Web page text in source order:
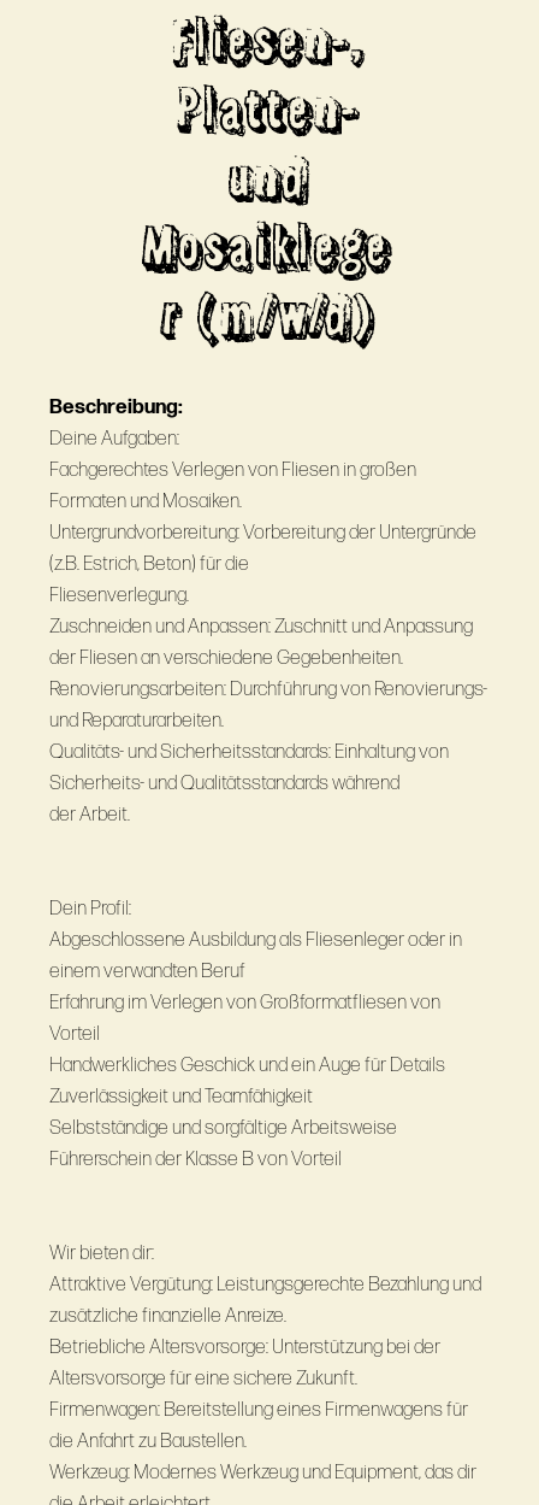
Fliesen-,
Platten-
und
Mosaiklege
r (m/w/d)
Beschreibung:
Deine Aufgaben:
Fachgerechtes Verlegen von Fliesen in großen
Formaten und Mosaiken.
Untergrundvorbereitung: Vorbereitung der Untergründe
(z.B. Estrich, Beton) für die
Fliesenverlegung.
Zuschneiden und Anpassen: Zuschnitt und Anpassung
der Fliesen an verschiedene Gegebenheiten.
Renovierungsarbeiten: Durchführung von Renovierungs-
und Reparaturarbeiten.
Qualitäts- und Sicherheitsstandards: Einhaltung von
Sicherheits- und Qualitätsstandards während
der Arbeit.
Dein Profil:
Abgeschlossene Ausbildung als Fliesenleger oder in
einem verwandten Beruf
Erfahrung im Verlegen von Großformatfliesen von
Vorteil
Handwerkliches Geschick und ein Auge für Details
Zuverlässigkeit und Teamfähigkeit
Selbstständige und sorgfältige Arbeitsweise
Führerschein der Klasse B von Vorteil
Wir bieten dir:
Attraktive Vergütung: Leistungsgerechte Bezahlung und
zusätzliche finanzielle Anreize.
Betriebliche Altersvorsorge: Unterstützung bei der
Altersvorsorge für eine sichere Zukunft.
Firmenwagen: Bereitstellung eines Firmenwagens für
die Anfahrt zu Baustellen.
Werkzeug: Modernes Werkzeug und Equipment, das dir